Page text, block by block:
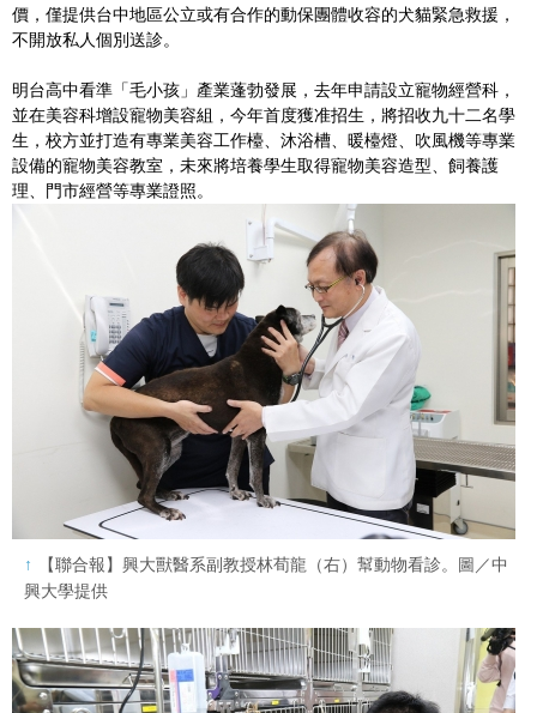
價，僅提供台中地區公立或有合作的動保團體收容的犬貓緊急救援，
不開放私人個別送診。
明台高中看準「毛小孩」產業蓬勃發展，去年申請設立寵物經營科，
並在美容科增設寵物美容組，今年首度獲准招生，將招收九十二名學
生，校方並打造有專業美容工作檯、沐浴槽、暖檯燈、吹風機等專業
設備的寵物美容教室，未來將培養學生取得寵物美容造型、飼養護
理、門市經營等專業證照。
【聯合報】興大獸醫系副教授林荀龍（右）幫動物看診。圖／中
興大學提供